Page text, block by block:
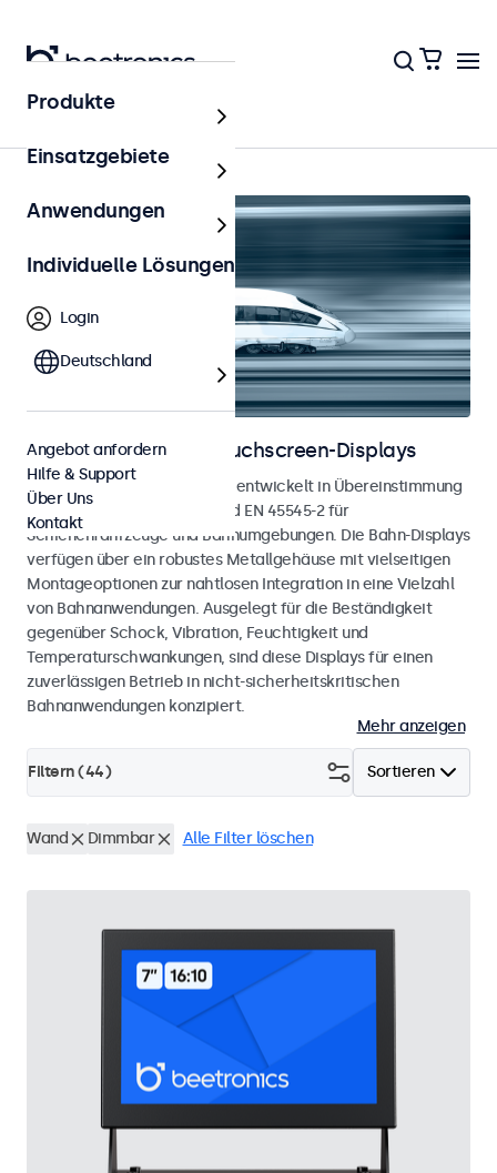
Startseite
Bahnmonitore und Touchscreen-Displays
Monitore und Touchscreens, entwickelt in Übereinstimmung
mit den Normen EN 50155 und EN 45545-2 für
Schienenfahrzeuge und Bahnumgebungen. Die Bahn-Displays
verfügen über ein robustes Metallgehäuse mit vielseitigen
Montageoptionen zur nahtlosen Integration in eine Vielzahl
von Bahnanwendungen. Ausgelegt für die Beständigkeit
gegenüber Schock, Vibration, Feuchtigkeit und
Temperaturschwankungen, sind diese Displays für einen
zuverlässigen Betrieb in nicht-sicherheitskritischen
Bahnanwendungen konzipiert.
Mehr anzeigen
Sortieren
Filtern (44)
Wand Dimmbar Alle Filter löschen
Produkte
Einsatzgebiete
Anwendungen
Individuelle Lösungen
Login
Deutschland
Angebot anfordern
Hilfe & Support
Über Uns
Kontakt